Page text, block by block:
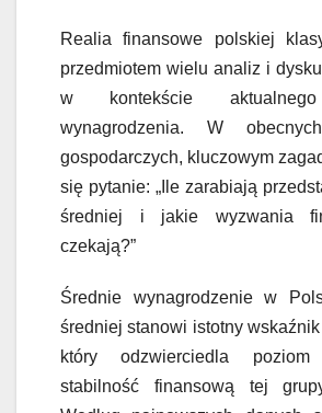
Realia finansowe polskiej
przedmiotem wielu analiz i
w kontekście
wynagrodzenia. W
gospodarczych, kluczowym
się pytanie: „Ile zarabiają
średniej i jakie wyzwania
czekają?”
Średnie wynagrodzenie w
średniej stanowi istotny
który odzwierciedla
stabilność finansową tej